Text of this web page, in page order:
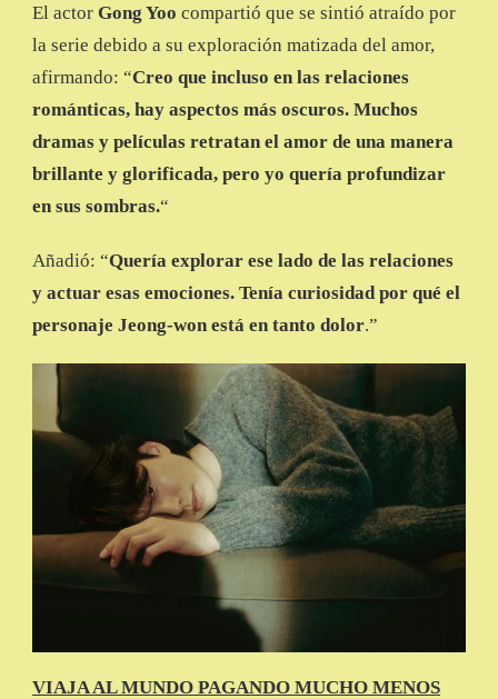
El actor Gong Yoo compartió que se sintió atraído por
la serie debido a su exploración matizada del amor,
afirmando: “Creo que incluso en las relaciones
románticas, hay aspectos más oscuros. Muchos
dramas y películas retratan el amor de una manera
brillante y glorificada, pero yo quería profundizar
en sus sombras.“
Añadió: “Quería explorar ese lado de las relaciones
y actuar esas emociones. Tenía curiosidad por qué el
personaje Jeong-won está en tanto dolor.”
VIAJA AL MUNDO PAGANDO MUCHO MENOS